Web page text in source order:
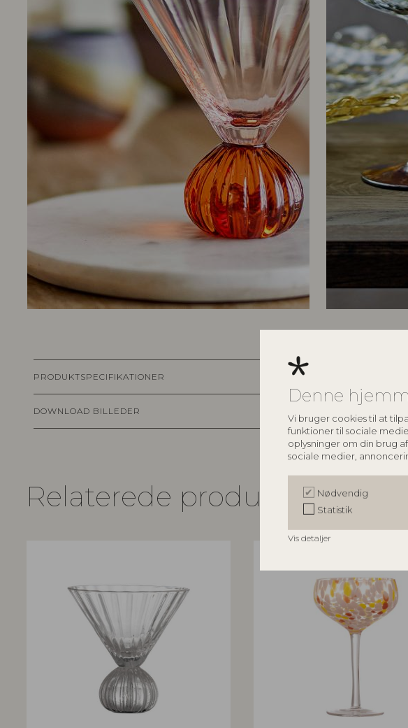
Denne
Vi bruger cookies til at
funktioner til sociale
oplysninger om din brug
sociale medier,
Nødvendig
Statistik
Vis detaljer
PRODUKTSPECIFIKATIONER
DOWNLOAD BILLEDER
Relaterede produkter